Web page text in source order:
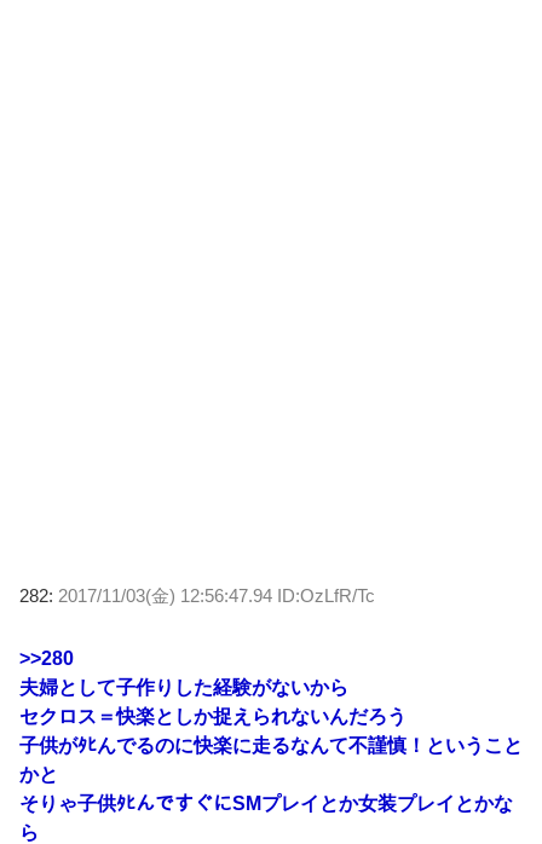
282: 2017/11/03(金) 12:56:47.94 ID:OzLfR/Tc
>>280
夫婦として子作りした経験がないから
セクロス＝快楽としか捉えられないんだろう
子供がﾀﾋんでるのに快楽に走るなんて不謹慎！ということ
かと
そりゃ子供ﾀﾋんですぐにSMプレイとか女装プレイとかな
ら